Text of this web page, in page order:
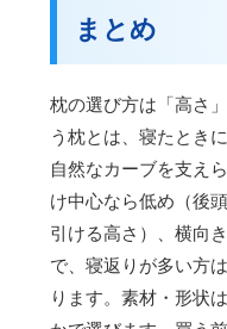
まとめ
枕の選び方は「高さ
う枕とは、寝たとき
自然なカーブを支え
け中心なら低め（後
引ける高さ）、横向
で、寝返りが多い方
ります。素材・形状